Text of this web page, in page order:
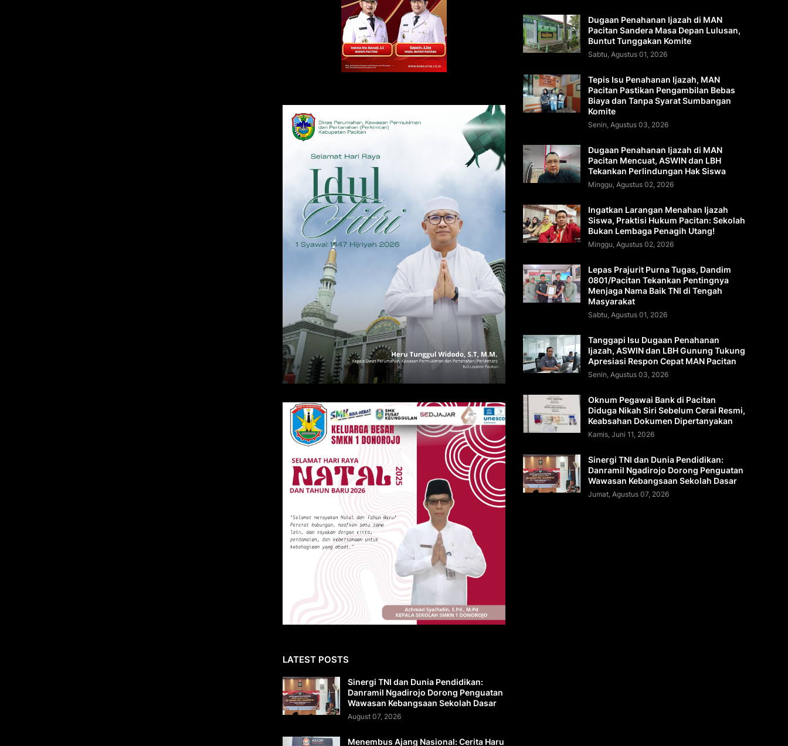
LATEST POSTS
Sinergi TNI dan Dunia Pendidikan:
Danramil Ngadirojo Dorong Penguatan
Wawasan Kebangsaan Sekolah Dasar
August 07, 2026
Menembus Ajang Nasional: Cerita Haru
Dugaan Penahanan Ijazah di MAN
Pacitan Sandera Masa Depan Lulusan,
Buntut Tunggakan Komite
Sabtu, Agustus 01, 2026
Tepis Isu Penahanan Ijazah, MAN
Pacitan Pastikan Pengambilan Bebas
Biaya dan Tanpa Syarat Sumbangan
Komite
Senin, Agustus 03, 2026
Dugaan Penahanan Ijazah di MAN
Pacitan Mencuat, ASWIN dan LBH
Tekankan Perlindungan Hak Siswa
Minggu, Agustus 02, 2026
Ingatkan Larangan Menahan Ijazah
Siswa, Praktisi Hukum Pacitan: Sekolah
Bukan Lembaga Penagih Utang!
Minggu, Agustus 02, 2026
Lepas Prajurit Purna Tugas, Dandim
0801/Pacitan Tekankan Pentingnya
Menjaga Nama Baik TNI di Tengah
Masyarakat
Sabtu, Agustus 01, 2026
Tanggapi Isu Dugaan Penahanan
Ijazah, ASWIN dan LBH Gunung Tukung
Apresiasi Respon Cepat MAN Pacitan
Senin, Agustus 03, 2026
Oknum Pegawai Bank di Pacitan
Diduga Nikah Siri Sebelum Cerai Resmi,
Keabsahan Dokumen Dipertanyakan
Kamis, Juni 11, 2026
Sinergi TNI dan Dunia Pendidikan:
Danramil Ngadirojo Dorong Penguatan
Wawasan Kebangsaan Sekolah Dasar
Jumat, Agustus 07, 2026